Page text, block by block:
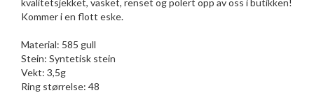
kvalitetsjekket, vasket, renset og polert opp av oss i butikken!
Kommer i en flott eske.
Material: 585 gull
Stein: Syntetisk stein
Vekt: 3,5g
Ring størrelse: 48